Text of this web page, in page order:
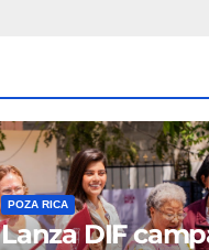
POZA RICA
Lanza DIF